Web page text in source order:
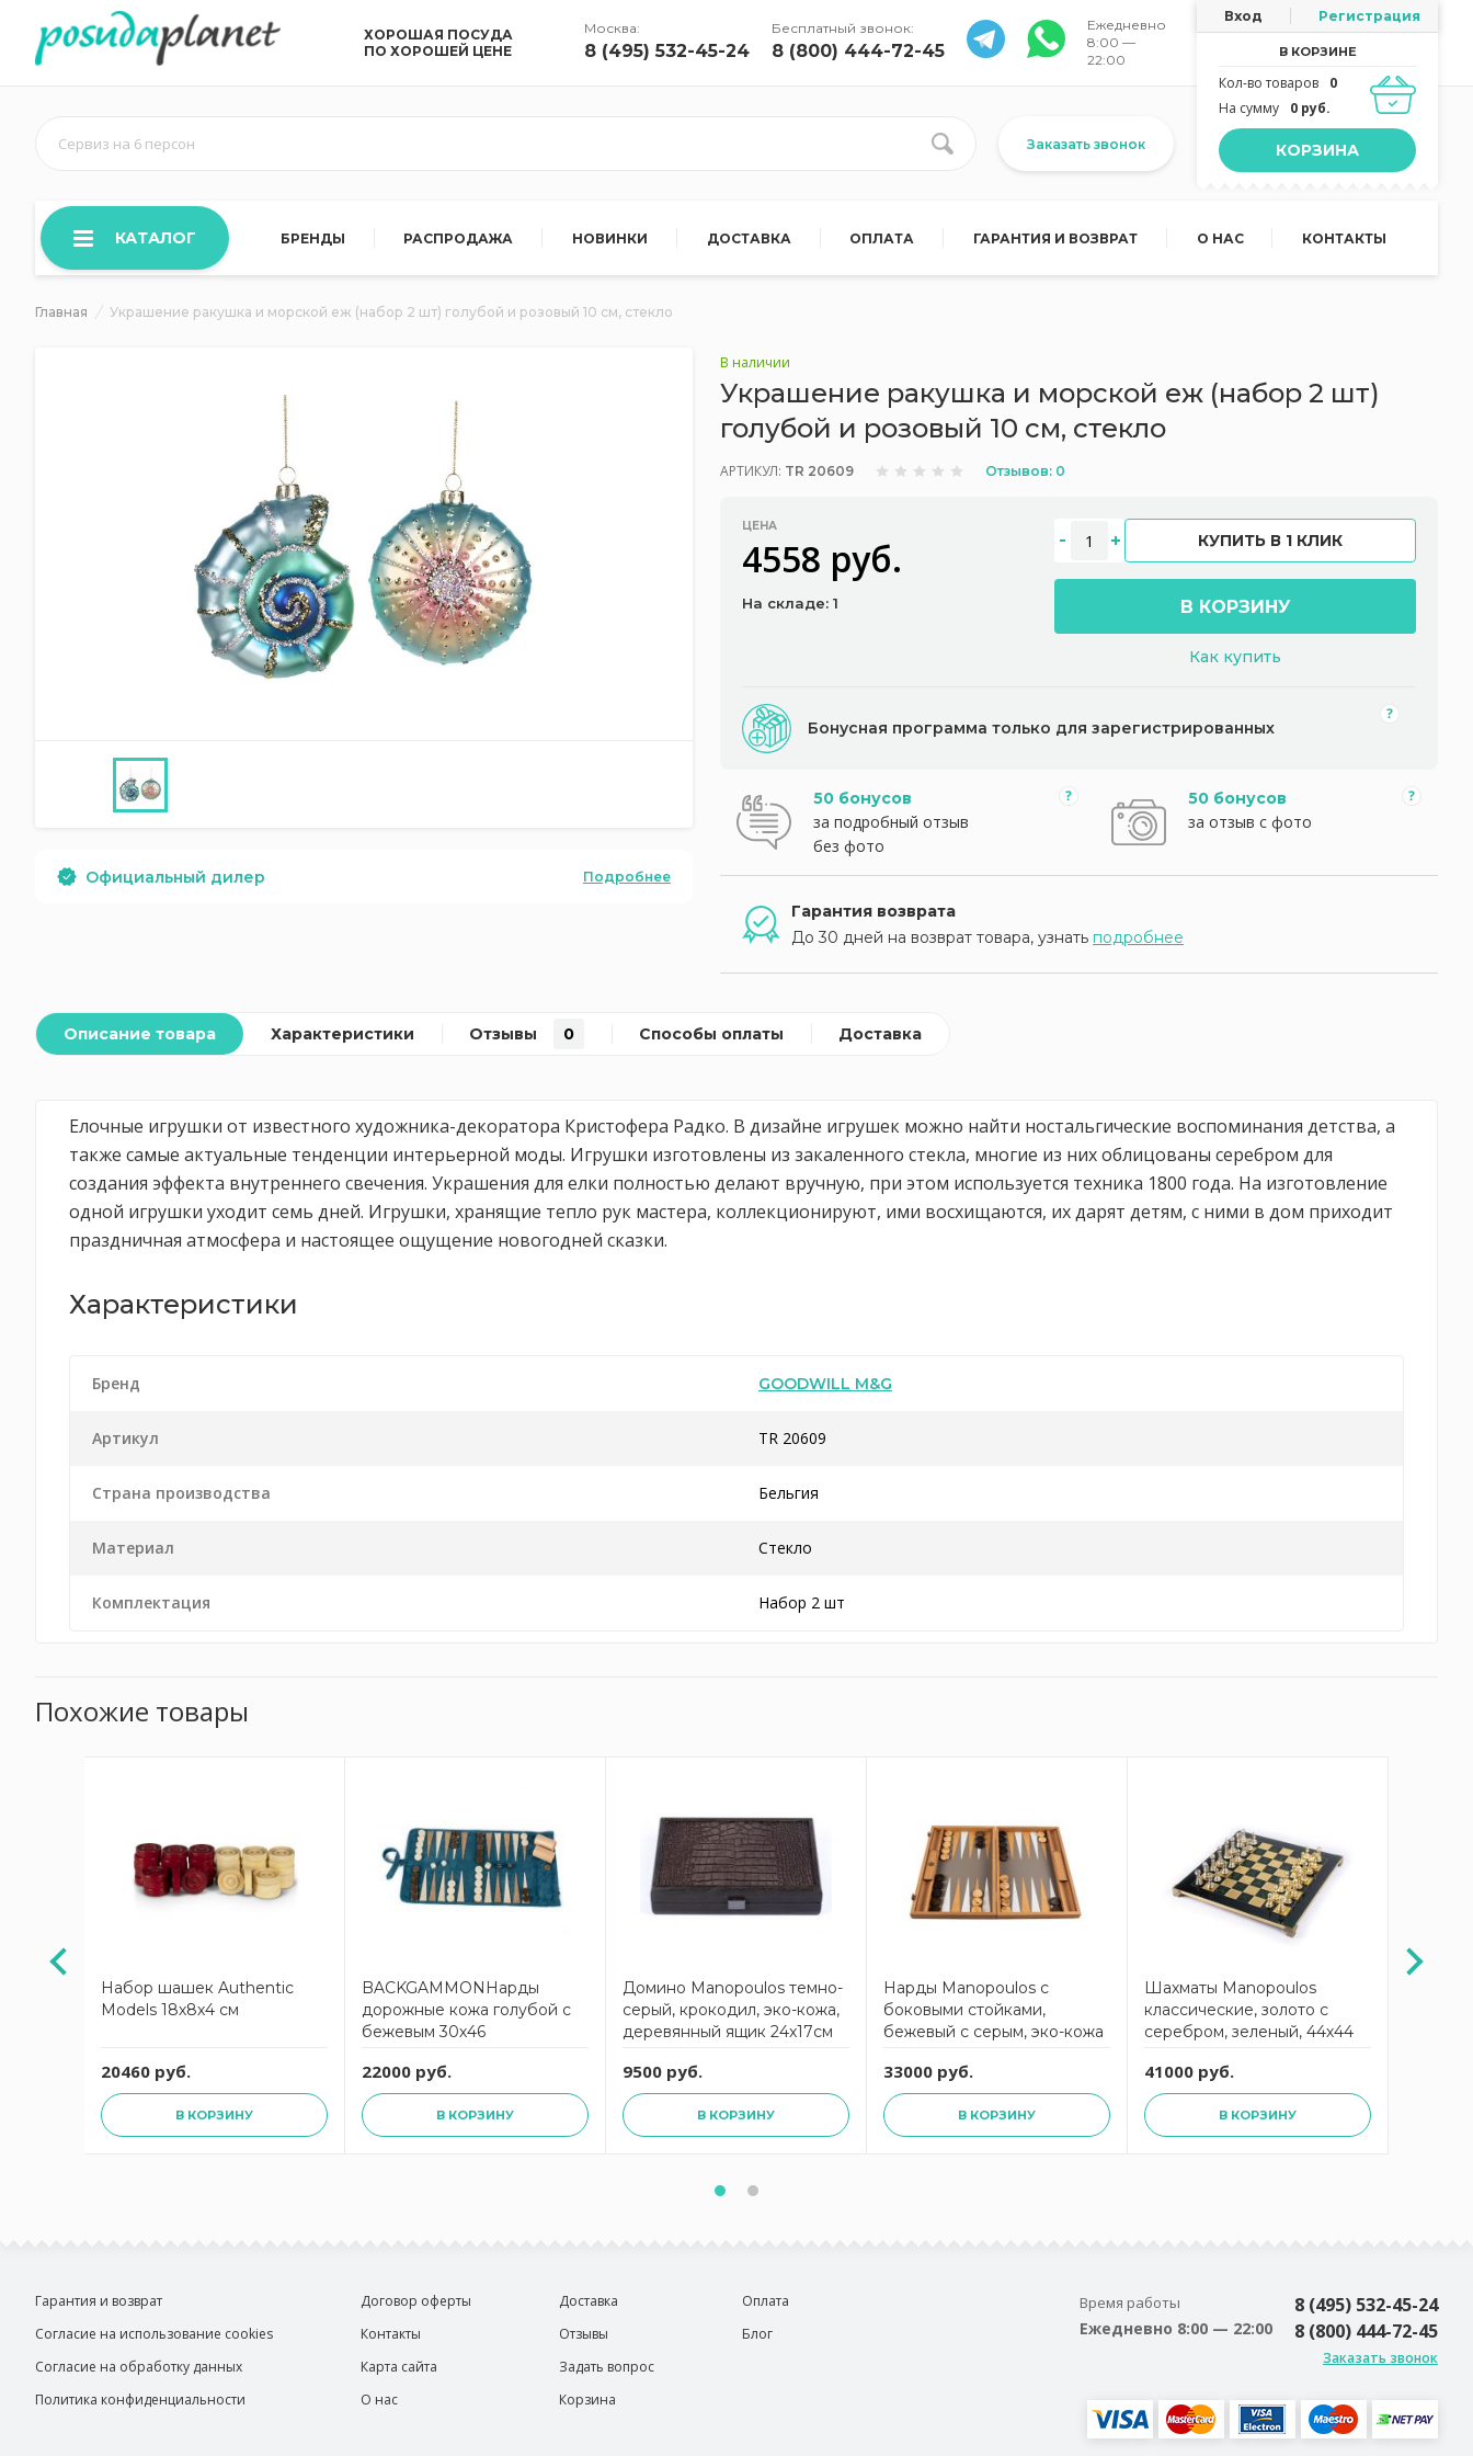
ХОРОШАЯ ПОСУДА
ПО ХОРОШЕЙ ЦЕНЕ
Москва:
8 (495) 532-45-24
Бесплатный звонок:
8 (800) 444-72-45
Ежедневно
8:00 —
22:00
Вход Регистрация
В КОРЗИНЕ
Кол-во товаров
0
На сумму
0 руб.
КОРЗИНА
Сервиз на 6 персон Заказать звонок
КАТАЛОГ БРЕНДЫ РАСПРОДАЖА НОВИНКИ ДОСТАВКА ОПЛАТА ГАРАНТИЯ И ВОЗВРАТ О НАС КОНТАКТЫ
Главная Украшение ракушка и морской еж (набор 2 шт) голубой и розовый 10 см, стекло
Официальный дилер Подробнее
В наличии
Украшение ракушка и морской еж (набор 2 шт)
голубой и розовый 10 см, стекло
АРТИКУЛ: TR 20609 Отзывов: 0
ЦЕНА
4558 руб.
На складе: 1
КУПИТЬ В 1 КЛИК
В КОРЗИНУ
Как купить
Бонусная программа только для зарегистрированных
50 бонусов
за подробный отзыв
без фото
50 бонусов
за отзыв с фото
Гарантия возврата
До 30 дней на возврат товара, узнать подробнее
Описание товара Характеристики Отзывы 0 Способы оплаты Доставка
Елочные игрушки от известного художника-декоратора Кристофера Радко. В дизайне игрушек можно найти ностальгические воспоминания детства, а
также самые актуальные тенденции интерьерной моды. Игрушки изготовлены из закаленного стекла, многие из них облицованы серебром для
создания эффекта внутреннего свечения. Украшения для елки полностью делают вручную, при этом используется техника 1800 года. На изготовление
одной игрушки уходит семь дней. Игрушки, хранящие тепло рук мастера, коллекционируют, ими восхищаются, их дарят детям, с ними в дом приходит
праздничная атмосфера и настоящее ощущение новогодней сказки.
Характеристики
Бренд GOODWILL M&G
Артикул TR 20609
Страна производства Бельгия
Материал Стекло
Комплектация Набор 2 шт
Похожие товары
Набор шашек Authentic
Models 18х8х4 см
20460 руб.
В КОРЗИНУ
BACKGAMMONНарды
дорожные кожа голубой с
бежевым 30х46
22000 руб.
В КОРЗИНУ
Домино Manopoulos темно-
серый, крокодил, эко-кожа,
деревянный ящик 24x17см
9500 руб.
В КОРЗИНУ
Нарды Manopoulos с
боковыми стойками,
бежевый с серым, эко-кожа
ручная работа
33000 руб.
В КОРЗИНУ
Шахматы Manopoulos
классические, золото с
серебром, зеленый, 44х44
41000 руб.
В КОРЗИНУ
Гарантия и возврат
Согласие на использование cookies
Согласие на обработку данных
Политика конфиденциальности
Договор оферты
Контакты
Карта сайта
О нас
Доставка
Отзывы
Задать вопрос
Корзина
Оплата
Блог
Время работы
Ежедневно 8:00 — 22:00
8 (495) 532-45-24
8 (800) 444-72-45
Заказать звонок